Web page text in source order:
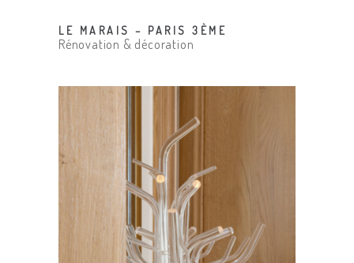
LE MARAIS – PARIS 3ÈME
Rénovation & décoration